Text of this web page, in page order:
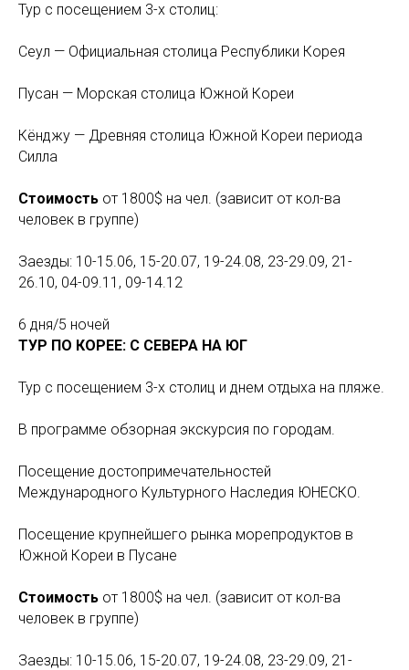
Тур с посещением 3-х столиц:
Сеул — Официальная столица Республики Корея
Пусан — Морская столица Южной Кореи
Кёнджу — Древняя столица Южной Кореи периода
Силла
Стоимость от 1800$ на чел. (зависит от кол-ва
человек в группе)
Заезды: 10-15.06, 15-20.07, 19-24.08, 23-29.09, 21-
26.10, 04-09.11, 09-14.12
6 дня/5 ночей
ТУР ПО КОРЕЕ: С СЕВЕРА НА ЮГ
Тур с посещением 3-х столиц и днем отдыха на пляже.
В программе обзорная экскурсия по городам.
Посещение достопримечательностей
Международного Культурного Наследия ЮНЕСКО.
Посещение крупнейшего рынка морепродуктов в
Южной Кореи в Пусане
Стоимость от 1800$ на чел. (зависит от кол-ва
человек в группе)
Заезды: 10-15.06, 15-20.07, 19-24.08, 23-29.09, 21-